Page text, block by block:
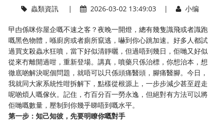
蟲類資訊| 2026-03-02 13:49:03 | 小编
曱甴係咪你屋企嘅不速之客？夜晚一開燈，總有幾隻識飛或者識跑
嘅黑色物體，喺廚房或者廁所竄逃，嚇到你心跳加速。好多人都試
過買支殺蟲水狂噴，當下好似清靜曬，但過唔到幾日，佢哋又好似
從來冇離開過咁，重新登場。講真，噴藥只係治標，你想治本，想
徹底啲解決呢個問題，就唔可以只係頭痛醫頭，腳痛醫腳。今日，
我就同大家系統性咁拆解下，點樣從根源上，一步步減少甚至趕走
呢啲煩人嘅傢伙。記住，冇百分百一勞永逸，但絕對有方法可以將
佢哋嘅數量，壓制到你幾乎睇唔到嘅水平。
第一步：知己知彼，先要明瞭你嘅對手